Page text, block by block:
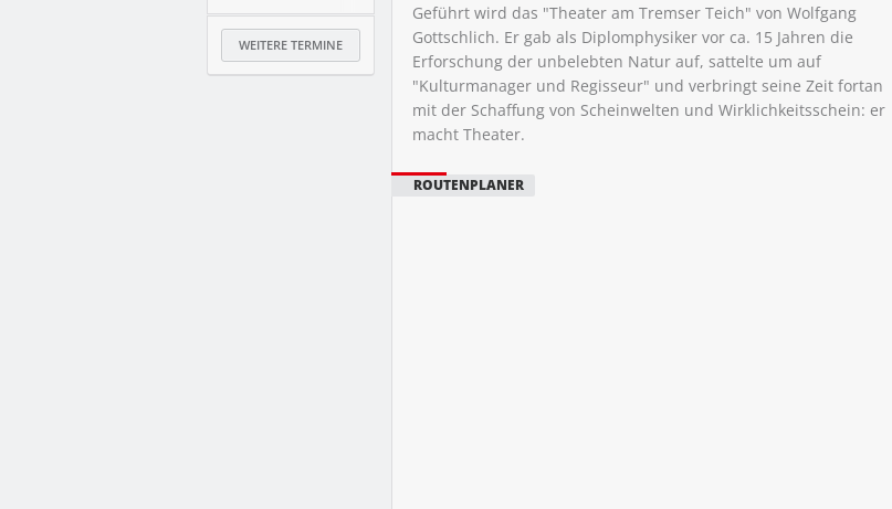
Geführt wird das "Theater am Tremser Teich" von Wolfgang
Gottschlich. Er gab als Diplomphysiker vor ca. 15 Jahren die
Erforschung der unbelebten Natur auf, sattelte um auf
"Kulturmanager und Regisseur" und verbringt seine Zeit fortan
mit der Schaffung von Scheinwelten und Wirklichkeitsschein: er
macht Theater.
ROUTENPLANER
WEITERE TERMINE